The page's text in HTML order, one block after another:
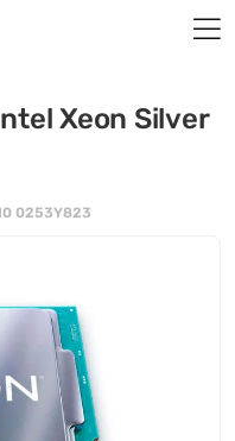
Xeon Silver
0253Y823